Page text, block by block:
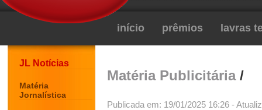
início prêmios lavras
JL Notícias
Matéria
Jornalística
Matéria Publicitária/
Publicada em: 19/01/2025 16:26 -